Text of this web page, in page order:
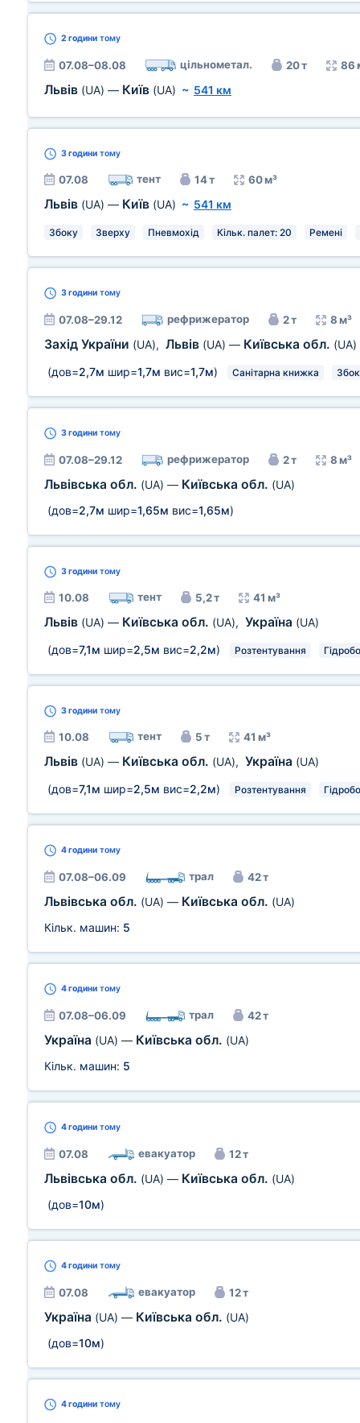
2 години тому
07.08–08.08 цільнометал. 20 т 86
Львів (UA) — Київ (UA) ~ 541 км
3 години тому
07.08 тент 14 т 60 м³
Львів (UA) — Київ (UA) ~ 541 км
Збоку Зверху Пневмохід Кільк. палет: 20 Ремені
3 години тому
07.08–29.12 рефрижератор 2 т 8 м³
Захід України (UA), Львів (UA) — Київська обл. (UA)
(дов=2,7м шир=1,7м вис=1,7м) Санітарна книжка
3 години тому
07.08–29.12 рефрижератор 2 т 8 м³
Львівська обл. (UA) — Київська обл. (UA)
(дов=2,7м шир=1,65м вис=1,65м)
3 години тому
10.08 тент 5,2 т 41 м³
Львів (UA) — Київська обл. (UA), Україна (UA)
(дов=7,1м шир=2,5м вис=2,2м) Розтентування
3 години тому
10.08 тент 5 т 41 м³
Львів (UA) — Київська обл. (UA), Україна (UA)
(дов=7,1м шир=2,5м вис=2,2м) Розтентування
4 години тому
07.08–06.09 трал 42 т
Львівська обл. (UA) — Київська обл. (UA)
Кільк. машин: 5
4 години тому
07.08–06.09 трал 42 т
Україна (UA) — Київська обл. (UA)
Кільк. машин: 5
4 години тому
07.08 евакуатор 12 т
Львівська обл. (UA) — Київська обл. (UA)
(дов=10м)
4 години тому
07.08 евакуатор 12 т
Україна (UA) — Київська обл. (UA)
(дов=10м)
4 години тому